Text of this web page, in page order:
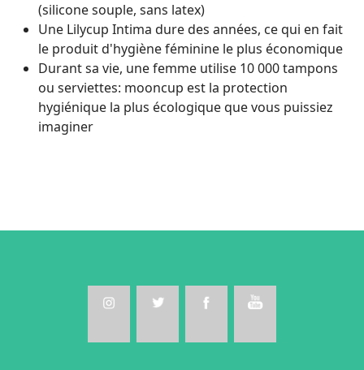
(silicone souple, sans latex)
Une Lilycup Intima dure des années, ce qui en fait
le produit d'hygiène féminine le plus économique
Durant sa vie, une femme utilise 10 000 tampons
ou serviettes: mooncup est la protection
hygiénique la plus écologique que vous puissiez
imaginer